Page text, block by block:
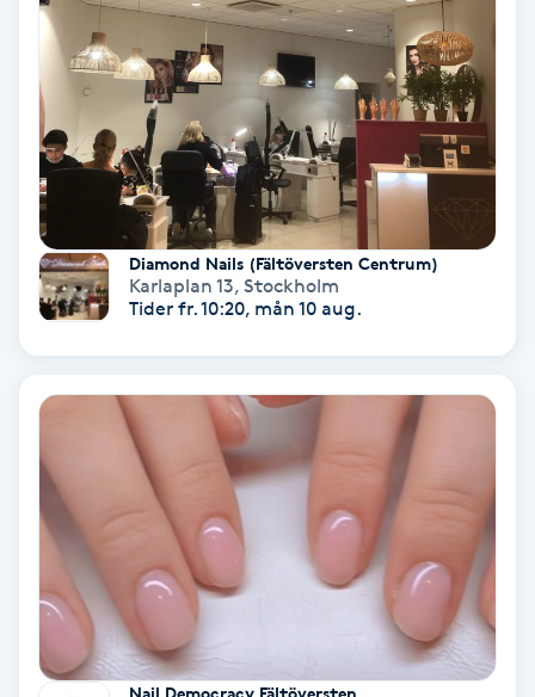
Gelenaglar
Gellack
Gellack med förstärkning
Gravidmassage
Gravidyoga
Gua Sha-massage
Hatha Yoga
Diamond Nails (Fältöversten Centrum)
Karlaplan 13, Stockholm
Tider fr. 10:20, mån 10 aug.
Nail Democracy Fältöversten